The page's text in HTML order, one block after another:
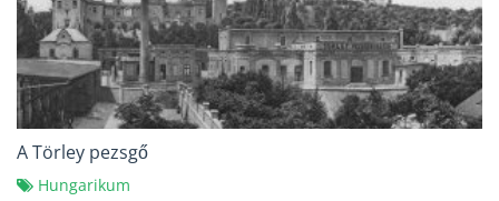
A Törley pezsgő
Hungarikum